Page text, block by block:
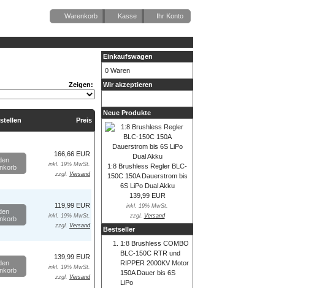
Warenkorb Kasse Ihr Konto
Zeigen:
Preis
166,66 EUR
inkl. 19% MwSt.
zzgl. Versand
119,99 EUR
inkl. 19% MwSt.
zzgl. Versand
139,99 EUR
inkl. 19% MwSt.
zzgl. Versand
Einkaufswagen
0 Waren
Wir akzeptieren
Neue Produkte
1:8 Brushless Regler BLC-
150C 150A Dauerstrom bis
6S LiPo Dual Akku
139,99 EUR
inkl. 19% MwSt.
zzgl. Versand
Bestseller
1:8 Brushless COMBO
BLC-150C RTR und
RIPPER 2000KV Motor
150A Dauer bis 6S
LiPo